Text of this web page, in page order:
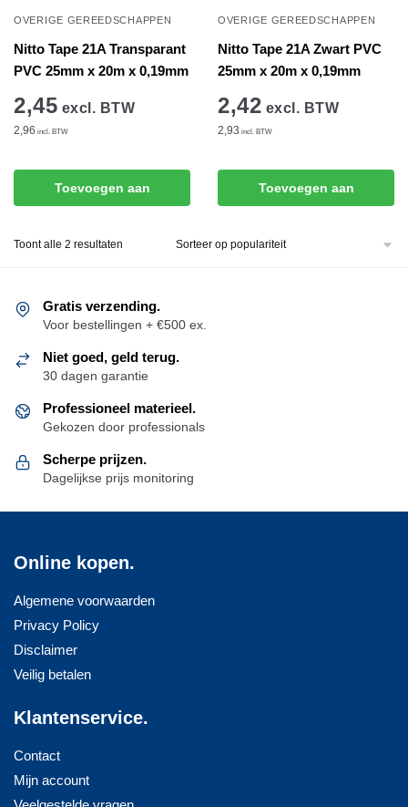
OVERIGE GEREEDSCHAPPEN
Nitto Tape 21A Transparant
PVC 25mm x 20m x 0,19mm
2,45 excl. BTW
2,96 incl. BTW
Toevoegen aan
OVERIGE GEREEDSCHAPPEN
Nitto Tape 21A Zwart PVC
25mm x 20m x 0,19mm
2,42 excl. BTW
2,93 incl. BTW
Toevoegen aan
Toont alle 2 resultaten Gesorteerd
Gratis verzending.
Voor bestellingen + €500 ex.
Niet goed, geld terug.
30 dagen garantie
Professioneel materieel.
Gekozen door professionals
Scherpe prijzen.
Dagelijkse prijs monitoring
Online kopen.
Algemene voorwaarden
Privacy Policy
Disclaimer
Veilig betalen
Klantenservice.
Contact
Mijn account